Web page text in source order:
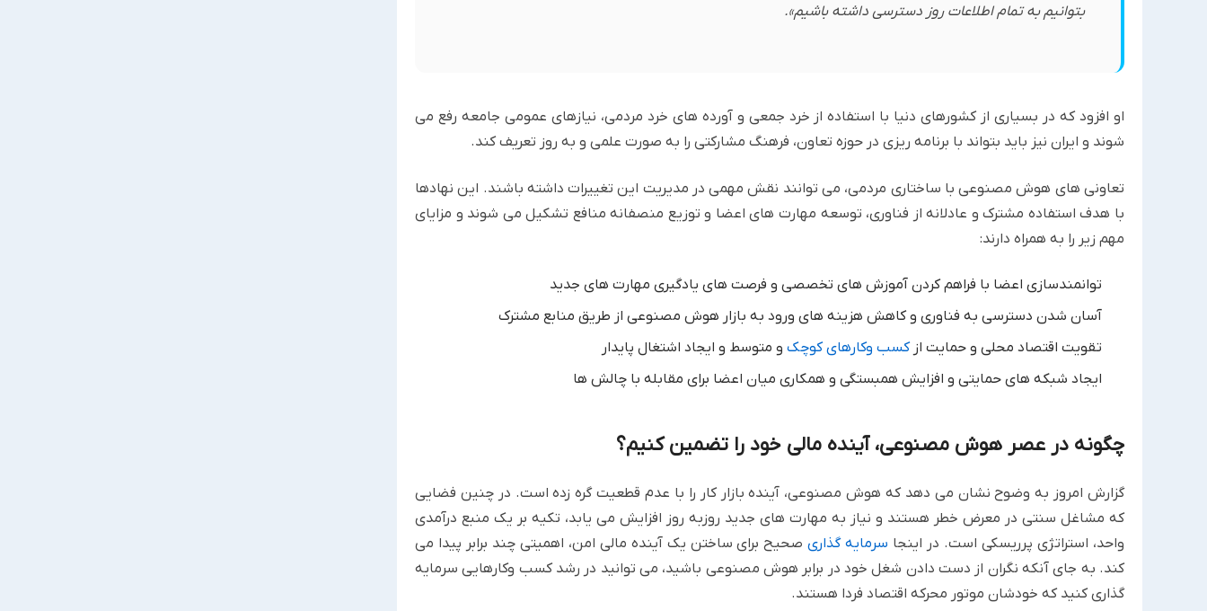
بتوانیم به تمام اطلاعات روز دسترسی داشته باشیم».
او افزود که در بسیاری از کشورهای دنیا با استفاده از خرد جمعی و آورده های خرد مردمی، نیازهای عمومی جامعه رفع می
شوند و ایران نیز باید بتواند با برنامه ریزی در حوزه تعاون، فرهنگ مشارکتی را به صورت علمی و به روز تعریف کند.
تعاونی های هوش مصنوعی با ساختاری مردمی، می توانند نقش مهمی در مدیریت این تغییرات داشته باشند. این نهادها
با هدف استفاده مشترک و عادلانه از فناوری، توسعه مهارت های اعضا و توزیع منصفانه منافع تشکیل می شوند و مزایای
مهم زیر را به همراه دارند:
توانمندسازی اعضا با فراهم کردن آموزش های تخصصی و فرصت های یادگیری مهارت های جدید
آسان شدن دسترسی به فناوری و کاهش هزینه های ورود به بازار هوش مصنوعی از طریق منابع مشترک
تقویت اقتصاد محلی و حمایت ازکسب وکارهای کوچک و متوسط و ایجاد اشتغال پایدار
ایجاد شبکه های حمایتی و افزایش همبستگی و همکاری میان اعضا برای مقابله با چالش ها
چگونه در عصر هوش مصنوعی، آینده مالی خود را تضمین کنیم؟
گزارش امروز به وضوح نشان می دهد که هوش مصنوعی، آینده بازار کار را با عدم قطعیت گره زده است. در چنین فضایی
که مشاغل سنتی در معرض خطر هستند و نیاز به مهارت های جدید روزبه روز افزایش می یابد، تکیه بر یک منبع درآمدی
واحد، استراتژی پرریسکی است. در اینجا سرمایه گذاریصحیح برای ساختن یک آینده مالی امن، اهمیتی چند برابر پیدا می
کند. به جای آنکه نگران از دست دادن شغل خود در برابر هوش مصنوعی باشید، می توانید در رشد کسب وکارهایی سرمایه
گذاری کنید که خودشان موتور محرکه اقتصاد فردا هستند.